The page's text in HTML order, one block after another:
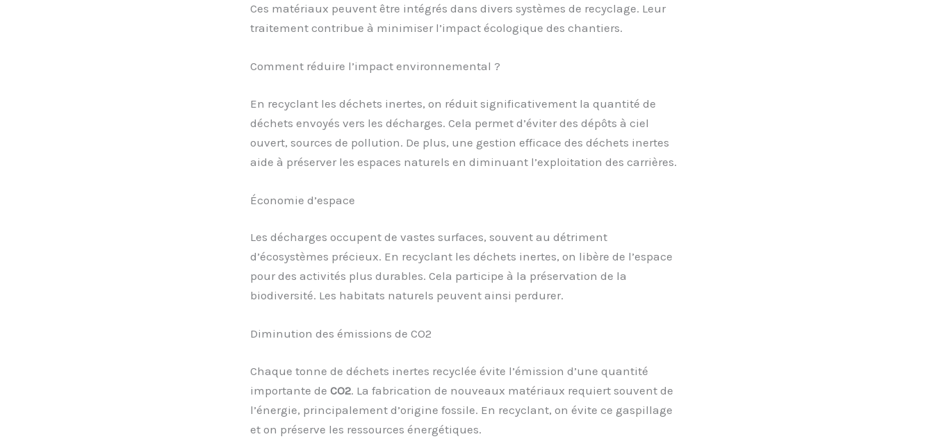
Ces matériaux peuvent être intégrés dans divers systèmes de recyclage. Leur
traitement contribue à minimiser l’impact écologique des chantiers.
Comment réduire l’impact environnemental ?
En recyclant les déchets inertes, on réduit significativement la quantité de
déchets envoyés vers les décharges. Cela permet d’éviter des dépôts à ciel
ouvert, sources de pollution. De plus, une gestion efficace des déchets inertes
aide à préserver les espaces naturels en diminuant l’exploitation des carrières.
Économie d’espace
Les décharges occupent de vastes surfaces, souvent au détriment
d’écosystèmes précieux. En recyclant les déchets inertes, on libère de l’espace
pour des activités plus durables. Cela participe à la préservation de la
biodiversité. Les habitats naturels peuvent ainsi perdurer.
Diminution des émissions de CO2
Chaque tonne de déchets inertes recyclée évite l’émission d’une quantité
importante de CO2. La fabrication de nouveaux matériaux requiert souvent de
l’énergie, principalement d’origine fossile. En recyclant, on évite ce gaspillage
et on préserve les ressources énergétiques.